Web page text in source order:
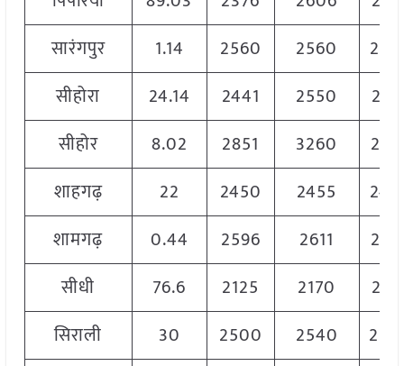
सारंगपुर
1.14 2560 2560
सीहोरा
24.14 2441 2550
सीहोर
8.02 2851 3260
शाहगढ़
22 2450 2455
शामगढ़
0.44 2596 2611
सीधी
76.6 2125 2170
सिराली
30 2500 2540